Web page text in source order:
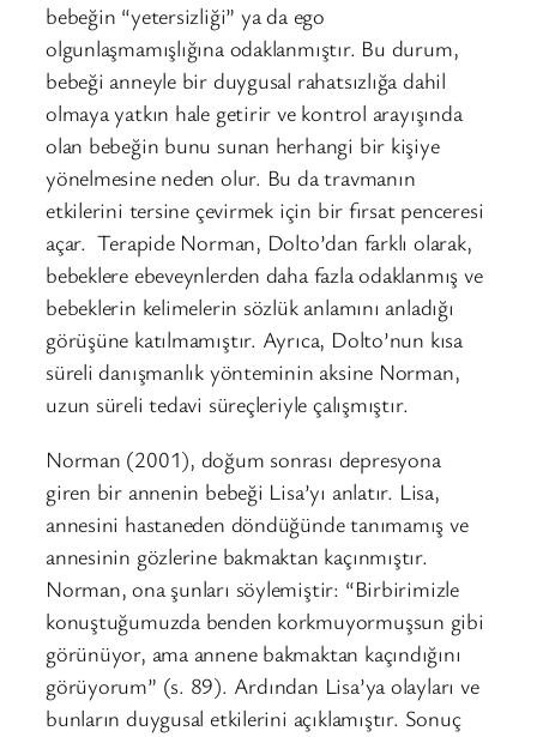
bebeğin “yetersizliği” ya da ego
olgunlaşmamışlığına odaklanmıştır. Bu durum,
bebeği anneyle bir duygusal rahatsızlığa dahil
olmaya yatkın hale getirir ve kontrol arayışında
olan bebeğin bunu sunan herhangi bir kişiye
yönelmesine neden olur. Bu da travmanın
etkilerini tersine çevirmek için bir fırsat penceresi
açar. Terapide Norman, Dolto’dan farklı olarak,
bebeklere ebeveynlerden daha fazla odaklanmış ve
bebeklerin kelimelerin sözlük anlamını anladığı
görüşüne katılmamıştır. Ayrıca, Dolto’nun kısa
süreli danışmanlık yönteminin aksine Norman,
uzun süreli tedavi süreçleriyle çalışmıştır.
Norman (2001), doğum sonrası depresyona
giren bir annenin bebeği Lisa’yı anlatır. Lisa,
annesini hastaneden döndüğünde tanımamış ve
annesinin gözlerine bakmaktan kaçınmıştır.
Norman, ona şunları söylemiştir: “Birbirimizle
konuştuğumuzda benden korkmuyormuşsun gibi
görünüyor, ama annene bakmaktan kaçındığını
görüyorum” (s. 89). Ardından Lisa’ya olayları ve
bunların duygusal etkilerini açıklamıştır. Sonuç